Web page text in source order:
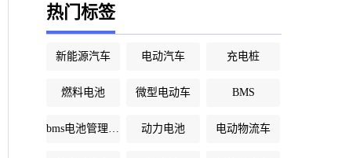
热门标签
新能源汽车 电动汽车 充电桩
燃料电池 微型电动车 BMS
bms电池管理系统 动力电池 电动物流车